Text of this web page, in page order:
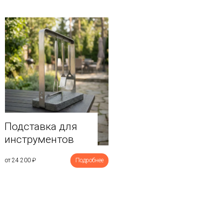
Подставка для
инструментов
от 24 200 ₽ Подробнее